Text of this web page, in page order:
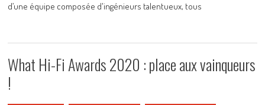
d’une équipe composée d'ingénieurs talentueux, tous
What Hi-Fi Awards 2020 : place aux vainqueurs
!